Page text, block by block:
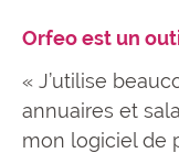
Orfeo est un
« J’utilise
annuaires et
mon logiciel de